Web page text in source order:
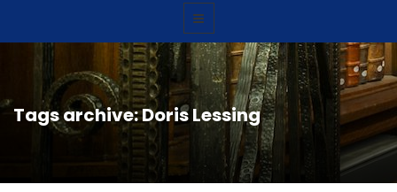
Tags archive: Doris Lessing